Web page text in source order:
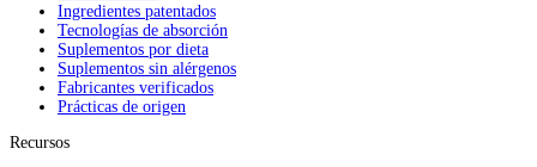
Ingredientes patentados
Tecnologías de absorción
Suplementos por dieta
Suplementos sin alérgenos
Fabricantes verificados
Prácticas de origen
Recursos